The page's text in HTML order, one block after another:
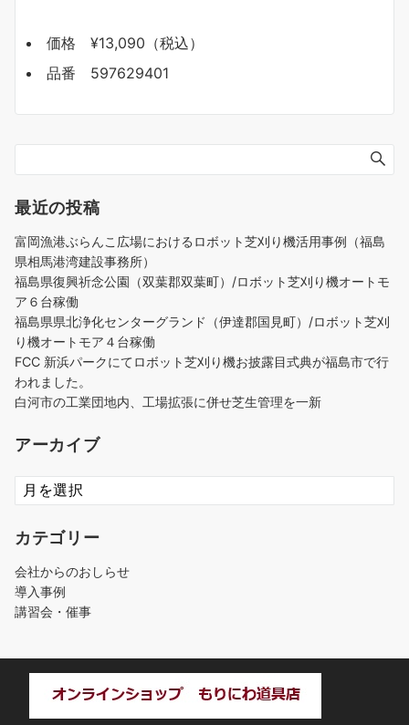
価格 ¥13,090（税込）
品番 597629401
最近の投稿
富岡漁港ぶらんこ広場におけるロボット芝刈り機活用事例（福島
県相馬港湾建設事務所）
福島県復興祈念公園（双葉郡双葉町）/ロボット芝刈り機オートモ
ア６台稼働
福島県県北浄化センターグランド（伊達郡国見町）/ロボット芝刈
り機オートモア４台稼働
FCC 新浜パークにてロボット芝刈り機お披露目式典が福島市で行
われました。
白河市の工業団地内、工場拡張に併せ芝生管理を一新
アーカイブ
ア
ー
イ
カテゴリー
会社からのおしらせ
導入事例
講習会・催事